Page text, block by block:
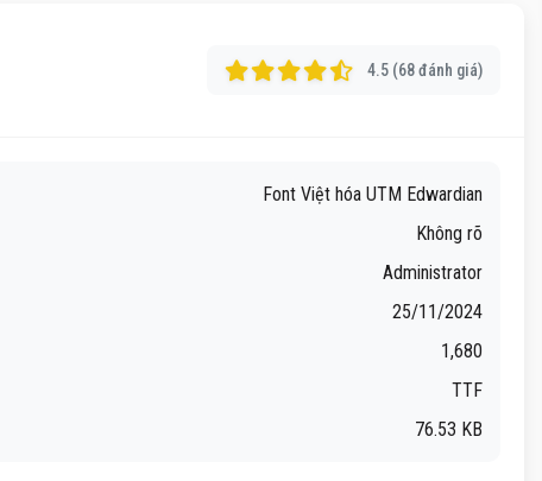
4.5 (68 đánh giá)
Font Việt hóa UTM Edwardian
Không rõ
Administrator
25/11/2024
1,680
TTF
76.53 KB